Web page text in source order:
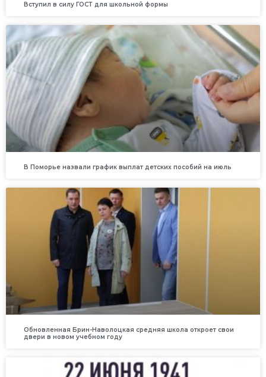
Вступил в силу ГОСТ для школьной формы
В Поморье назвали график выплат детских пособий на июль
Обновленная Брин-Наволоцкая средняя школа откроет свои
двери в новом учебном году